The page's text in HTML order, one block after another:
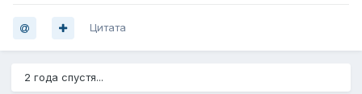
Цитата
2 года спустя...